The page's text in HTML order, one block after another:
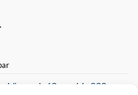
€
Länge ab 60 mm bis 930 mm